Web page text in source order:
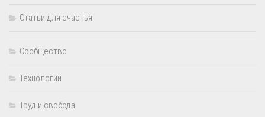
Статьи для счастья
Сообщество
Технологии
Труд и свобода